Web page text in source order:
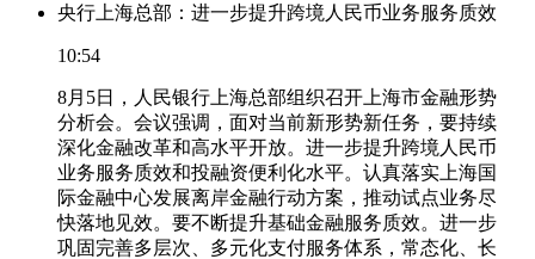
央行上海总部：进一步提升跨境人民币业务服务质效
10:54
8月5日，人民银行上海总部组织召开上海市金融形势
分析会。会议强调，面对当前新形势新任务，要持续
深化金融改革和高水平开放。进一步提升跨境人民币
业务服务质效和投融资便利化水平。认真落实上海国
际金融中心发展离岸金融行动方案，推动试点业务尽
快落地见效。要不断提升基础金融服务质效。进一步
巩固完善多层次、多元化支付服务体系，常态化、长